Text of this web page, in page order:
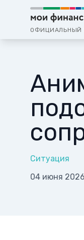
ОФИЦИАЛЬНЫЙ
Ситуация
04 июня 2026